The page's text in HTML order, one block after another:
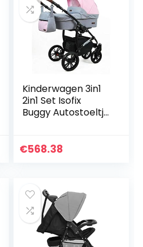
Kinderwagen 3in1
2in1 Set Isofix
Buggy Autostoeltje
Pink 3in1 met
€568.38